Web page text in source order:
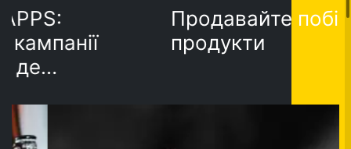
Продавайте побічні
продукти